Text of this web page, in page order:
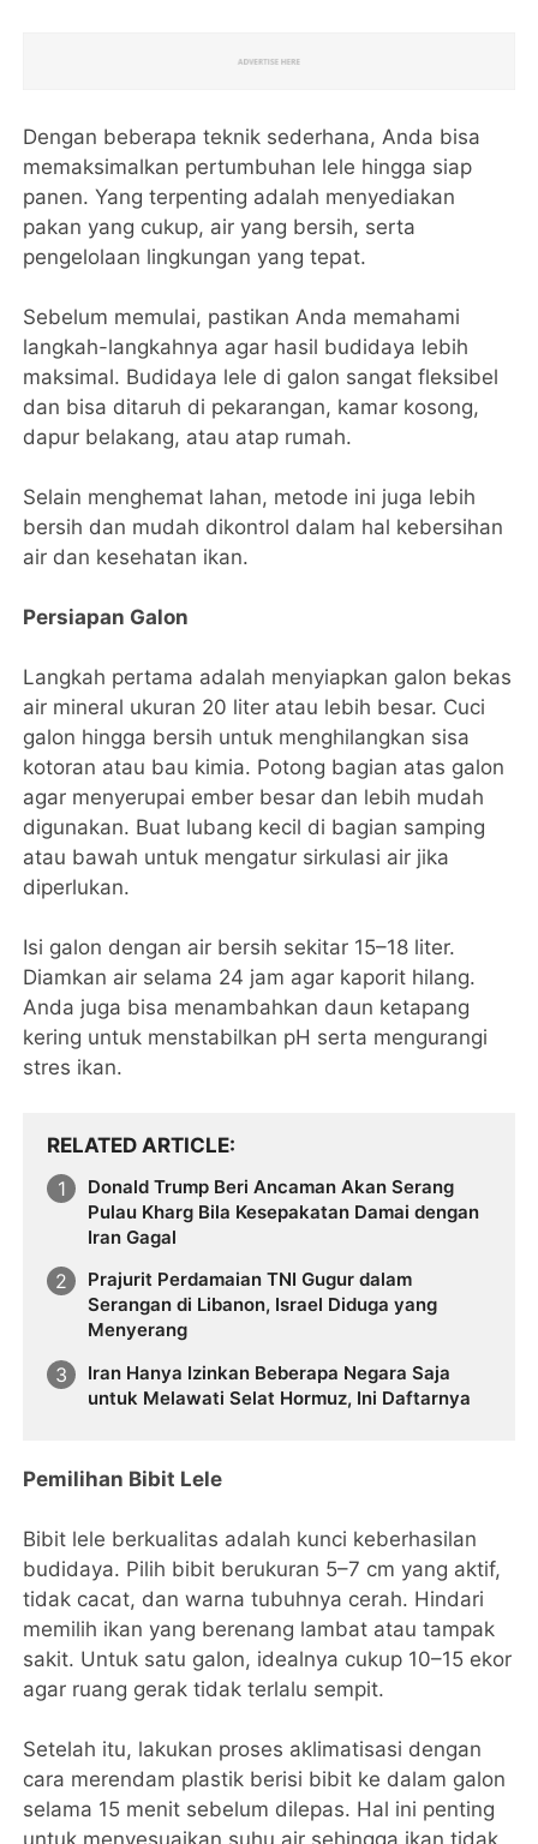
Dengan beberapa teknik sederhana, Anda bisa
memaksimalkan pertumbuhan lele hingga siap
panen. Yang terpenting adalah menyediakan
pakan yang cukup, air yang bersih, serta
pengelolaan lingkungan yang tepat.
Sebelum memulai, pastikan Anda memahami
langkah-langkahnya agar hasil budidaya lebih
maksimal. Budidaya lele di galon sangat fleksibel
dan bisa ditaruh di pekarangan, kamar kosong,
dapur belakang, atau atap rumah.
Selain menghemat lahan, metode ini juga lebih
bersih dan mudah dikontrol dalam hal kebersihan
air dan kesehatan ikan.
Persiapan Galon
Langkah pertama adalah menyiapkan galon bekas
air mineral ukuran 20 liter atau lebih besar. Cuci
galon hingga bersih untuk menghilangkan sisa
kotoran atau bau kimia. Potong bagian atas galon
agar menyerupai ember besar dan lebih mudah
digunakan. Buat lubang kecil di bagian samping
atau bawah untuk mengatur sirkulasi air jika
diperlukan.
Isi galon dengan air bersih sekitar 15–18 liter.
Diamkan air selama 24 jam agar kaporit hilang.
Anda juga bisa menambahkan daun ketapang
kering untuk menstabilkan pH serta mengurangi
stres ikan.
RELATED ARTICLE
Donald Trump Beri Ancaman Akan Serang
Pulau Kharg Bila Kesepakatan Damai dengan
Iran Gagal
Prajurit Perdamaian TNI Gugur dalam
Serangan di Libanon, Israel Diduga yang
Menyerang
Iran Hanya Izinkan Beberapa Negara Saja
untuk Melawati Selat Hormuz, Ini Daftarnya
Pemilihan Bibit Lele
Bibit lele berkualitas adalah kunci keberhasilan
budidaya. Pilih bibit berukuran 5–7 cm yang aktif,
tidak cacat, dan warna tubuhnya cerah. Hindari
memilih ikan yang berenang lambat atau tampak
sakit. Untuk satu galon, idealnya cukup 10–15 ekor
agar ruang gerak tidak terlalu sempit.
Setelah itu, lakukan proses aklimatisasi dengan
cara merendam plastik berisi bibit ke dalam galon
selama 15 menit sebelum dilepas. Hal ini penting